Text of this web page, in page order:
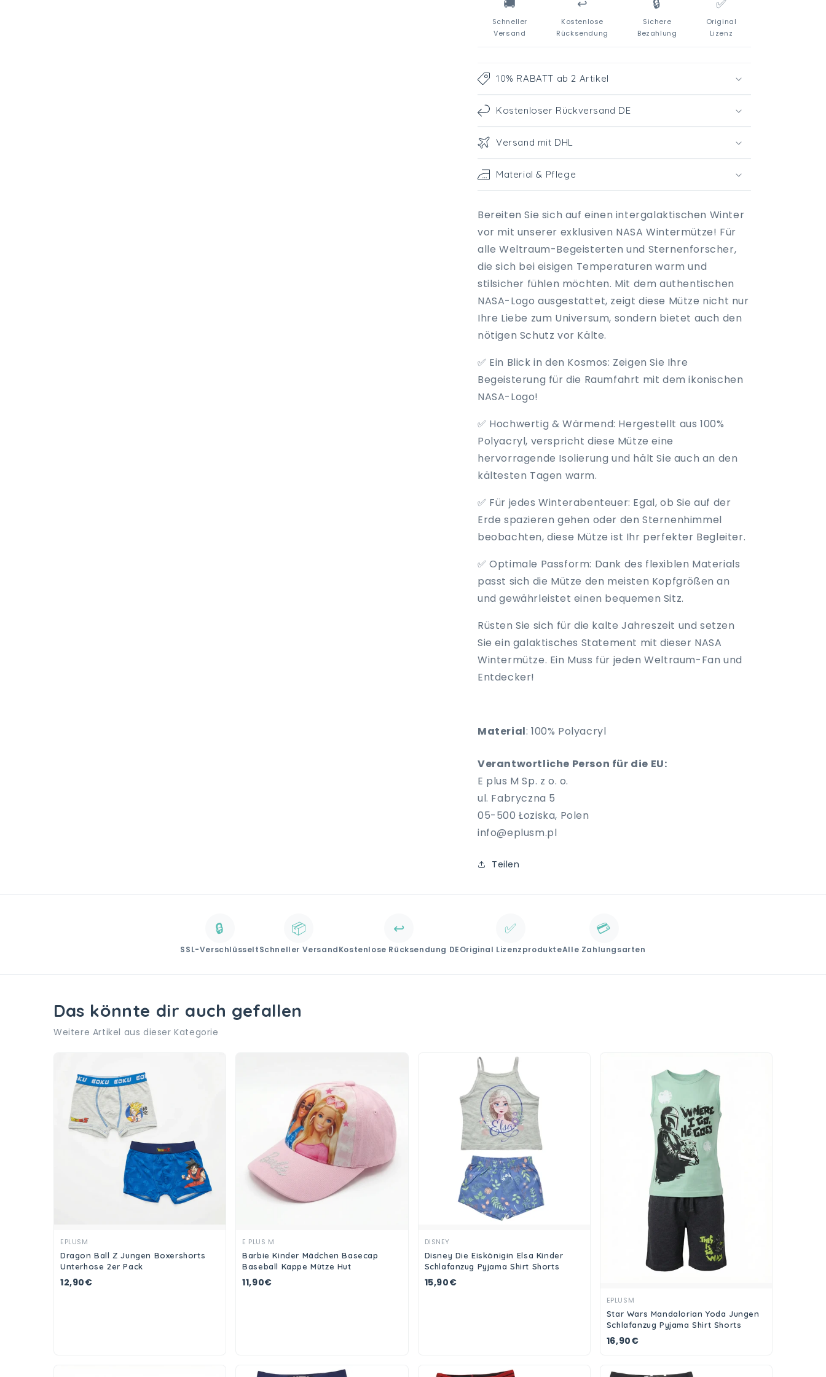
🚚
Schneller
Versand
↩️
Kostenlose
Rücksendung
🔒
Sichere
Bezahlung
✅
Original
Lizenz
10% RABATT ab 2 Artikel
Kostenloser Rückversand DE
Versand mit DHL
Material & Pflege
Bereiten Sie sich auf einen intergalaktischen Winter
vor mit unserer exklusiven NASA Wintermütze! Für
alle Weltraum-Begeisterten und Sternenforscher,
die sich bei eisigen Temperaturen warm und
stilsicher fühlen möchten. Mit dem authentischen
NASA-Logo ausgestattet, zeigt diese Mütze nicht nur
Ihre Liebe zum Universum, sondern bietet auch den
nötigen Schutz vor Kälte.
✅ Ein Blick in den Kosmos: Zeigen Sie Ihre
Begeisterung für die Raumfahrt mit dem ikonischen
NASA-Logo!
✅ Hochwertig & Wärmend: Hergestellt aus 100%
Polyacryl, verspricht diese Mütze eine
hervorragende Isolierung und hält Sie auch an den
kältesten Tagen warm.
✅ Für jedes Winterabenteuer: Egal, ob Sie auf der
Erde spazieren gehen oder den Sternenhimmel
beobachten, diese Mütze ist Ihr perfekter Begleiter.
✅ Optimale Passform: Dank des flexiblen Materials
passt sich die Mütze den meisten Kopfgrößen an
und gewährleistet einen bequemen Sitz.
Rüsten Sie sich für die kalte Jahreszeit und setzen
Sie ein galaktisches Statement mit dieser NASA
Wintermütze. Ein Muss für jeden Weltraum-Fan und
Entdecker!
Material:100% Polyacryl
Verantwortliche Person für die EU:
E plus M Sp. z o. o.
ul. Fabryczna 5
05-500 Łoziska, Polen
info@eplusm.pl
Teilen
🔒
SSL-Verschlüsselt
📦
Schneller Versand
↩️
Kostenlose Rücksendung DE
✅
Original Lizenzprodukte
💳
Alle Zahlungsarten
Das könnte dir auch gefallen
Weitere Artikel aus dieser Kategorie
EPLUSM
Dragon Ball Z Jungen Boxershorts
Unterhose 2er Pack
12,90€
E PLUS M
Barbie Kinder Mädchen Basecap
Baseball Kappe Mütze Hut
11,90€
DISNEY
Disney Die Eiskönigin Elsa Kinder
Schlafanzug Pyjama Shirt Shorts
15,90€
EPLUSM
Star Wars Mandalorian Yoda Jungen
Schlafanzug Pyjama Shirt Shorts
16,90€